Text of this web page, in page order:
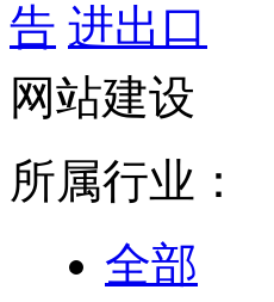
告 进出口
网站建设
所属行业：
全部